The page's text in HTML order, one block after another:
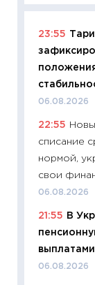
23:55
06.08.2026
22:55
списание
нормой,
свои
06.08.2026
21:55
В
выплатами
06.08.2026